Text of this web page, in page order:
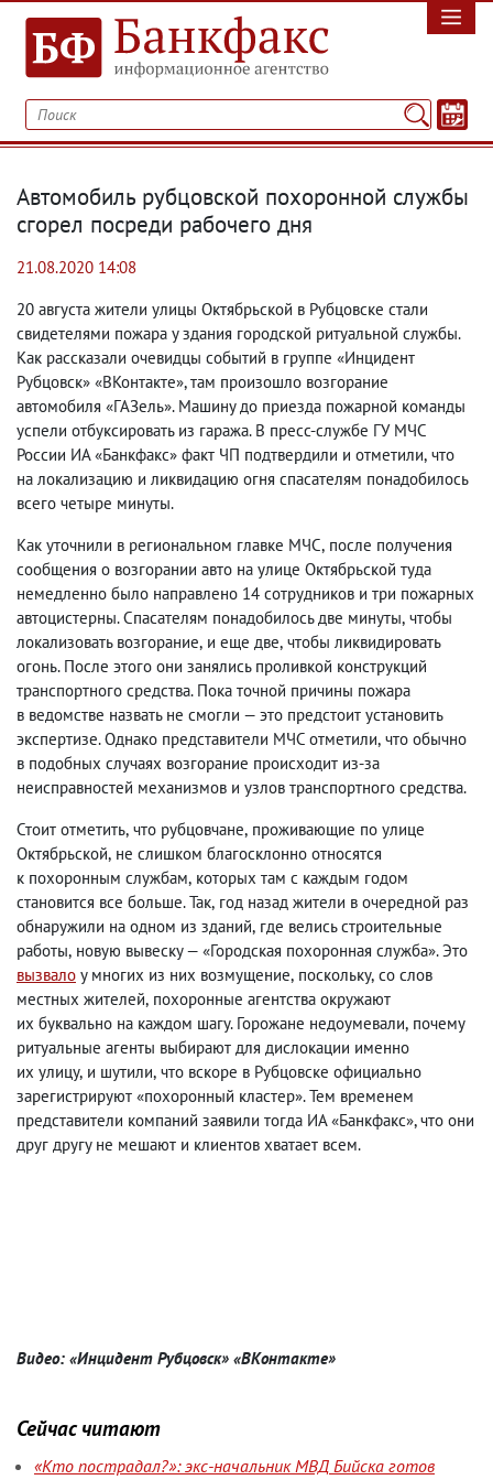
Автомобиль рубцовской похоронной службы
сгорел посреди рабочего дня
21.08.2020 14:08
20 августа жители улицы Октябрьской в Рубцовске стали
свидетелями пожара у здания городской ритуальной службы.
Как рассказали очевидцы событий в группе «Инцидент
Рубцовск» «ВКонтакте», там произошло возгорание
автомобиля «ГАЗель». Машину до приезда пожарной команды
успели отбуксировать из гаража. В пресс-службе ГУ МЧС
России ИА «Банкфакс» факт ЧП подтвердили и отметили, что
на локализацию и ликвидацию огня спасателям понадобилось
всего четыре минуты.
Как уточнили в региональном главке МЧС, после получения
сообщения о возгорании авто на улице Октябрьской туда
немедленно было направлено 14 сотрудников и три пожарных
автоцистерны. Спасателям понадобилось две минуты, чтобы
локализовать возгорание, и еще две, чтобы ликвидировать
огонь. После этого они занялись проливкой конструкций
транспортного средства. Пока точной причины пожара
в ведомстве назвать не смогли — это предстоит установить
экспертизе. Однако представители МЧС отметили, что обычно
в подобных случаях возгорание происходит из-за
неисправностей механизмов и узлов транспортного средства.
Стоит отметить, что рубцовчане, проживающие по улице
Октябрьской, не слишком благосклонно относятся
к похоронным службам, которых там с каждым годом
становится все больше. Так, год назад жители в очередной раз
обнаружили на одном из зданий, где велись строительные
работы, новую вывеску — «Городская похоронная служба». Это
вызвало у многих из них возмущение, поскольку, со слов
местных жителей, похоронные агентства окружают
их буквально на каждом шагу. Горожане недоумевали, почему
ритуальные агенты выбирают для дислокации именно
их улицу, и шутили, что вскоре в Рубцовске официально
зарегистрируют «похоронный кластер». Тем временем
представители компаний заявили тогда ИА «Банкфакс», что они
друг другу не мешают и клиентов хватает всем.
Видео: «Инцидент Рубцовск» «ВКонтакте»
Сейчас читают
«Кто пострадал?»: экс-начальник МВД Бийска готов